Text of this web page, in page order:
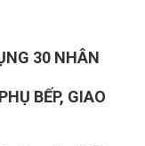
30 NHÂN
BẾP, GIAO